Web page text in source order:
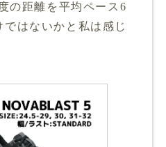
の距離を平均ペース6
はないかと私は感じ